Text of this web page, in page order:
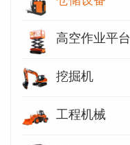
高空作业平台
挖掘机
工程机械